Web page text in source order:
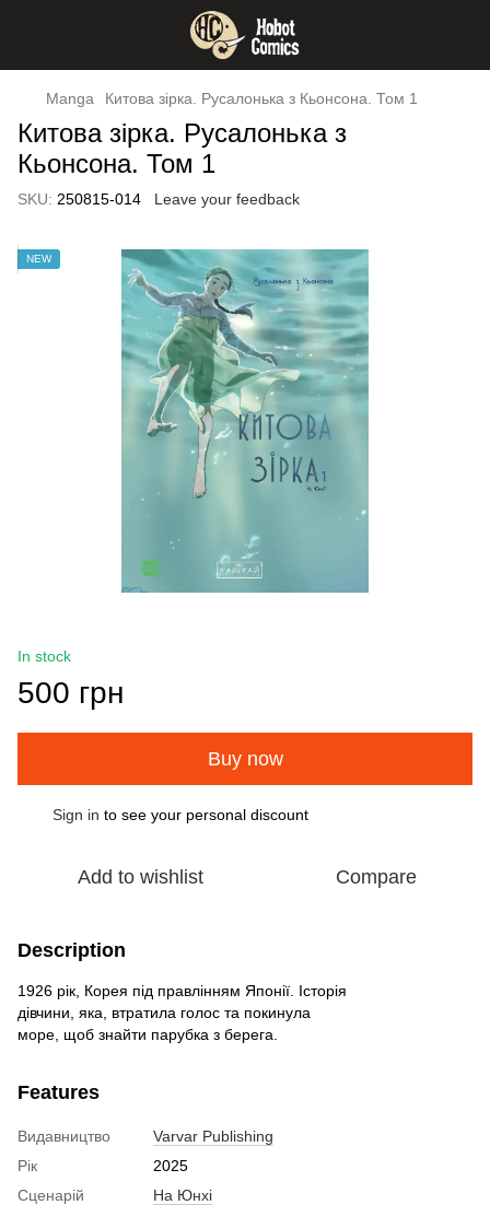
Manga Китова зірка. Русалонька з Кьонсона. Том 1
Китова зірка. Русалонька з
Кьонсона. Том 1
SKU: 250815-014 Leave your feedback
NEW
In stock
500 грн
Buy now
Sign in to see your personal discount
Add to wishlist Compare
Description
1926 рік, Корея під правлінням Японії. Історія
дівчини, яка, втратила голос та покинула
море, щоб знайти парубка з берега.
Features
Видавництво
Varvar Publishing
Рік
2025
Сценарій
На Юнхі